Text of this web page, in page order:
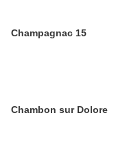
Champagnac 15
Chambon sur Dolore